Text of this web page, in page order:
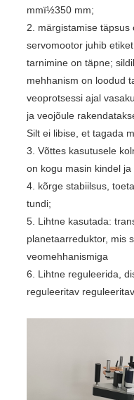
mmï½350 mm;
2. märgistamise täpsus
servomootor juhib
tarnimine on täpne;
mehhanism on loodud
veoprotsessi ajal
ja veojõule
Silt ei libise, et tagada
3. Võttes kasutusele
on kogu masin kindel ja
4. kõrge stabiilsus,
tundi;
5. Lihtne kasutada:
planetaarreduktor, mis
veomehhanismiga
6. Lihtne reguleerida,
reguleeritav